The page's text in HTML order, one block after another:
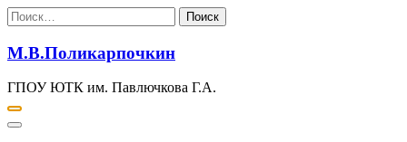
Перейти
к
содержимому
Найти:
М.В.Поликарпочкин
ГПОУ ЮТК им. Павлючкова Г.А.